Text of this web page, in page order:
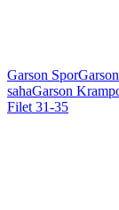
Garson Spor
sahaGarson
Filet 31-35